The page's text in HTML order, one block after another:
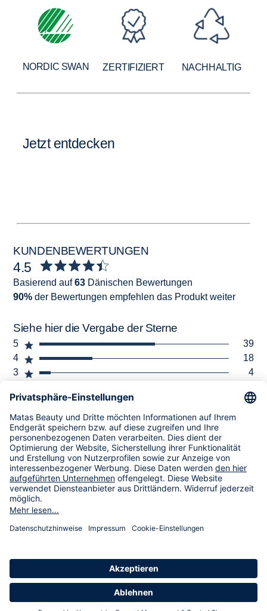
Choose a vendor
NORDIC SWAN ZERTIFIZIERT NACHHALTIG
Jetzt entdecken
KUNDENBEWERTUNGEN
4.5
Basierend auf63 Dänischen Bewertungen
90% der Bewertungen empfehlen das Produkt weiter
Siehe hier die Vergabe der Sterne
5
39
4
18
3
4
1
2
Infos
Striber